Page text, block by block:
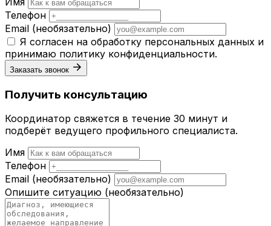
Телефон
Email (необязательно)
Я согласен на обработку персональных данных и
принимаю политику конфиденциальности.
Заказать звонок
Получить консультацию
Координатор свяжется в течение 30 минут и
подберёт ведущего профильного специалиста.
Имя
Телефон
Email (необязательно)
Опишите ситуацию (необязательно)